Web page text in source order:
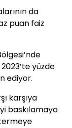
da
puan faiz
yüzde
ediyor.
karşıya
baskılamaya